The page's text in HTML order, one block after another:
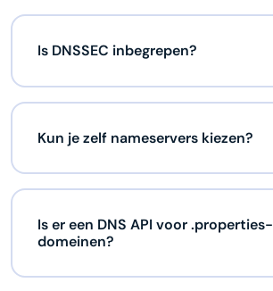
Is DNSSEC inbegrepen?
Kun je zelf nameservers kiezen?
Is er een DNS API voor .properties-
domeinen?